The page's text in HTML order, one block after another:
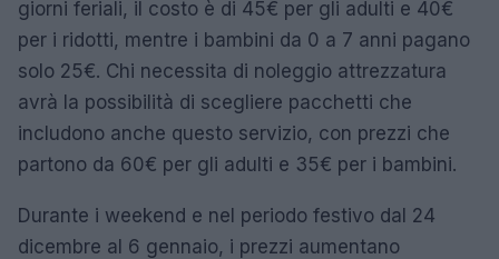
giorni feriali, il costo è di 45€ per gli adulti e 40€
per i ridotti, mentre i bambini da 0 a 7 anni pagano
solo 25€. Chi necessita di noleggio attrezzatura
avrà la possibilità di scegliere pacchetti che
includono anche questo servizio, con prezzi che
partono da 60€ per gli adulti e 35€ per i bambini.
Durante i weekend e nel periodo festivo dal 24
dicembre al 6 gennaio, i prezzi aumentano